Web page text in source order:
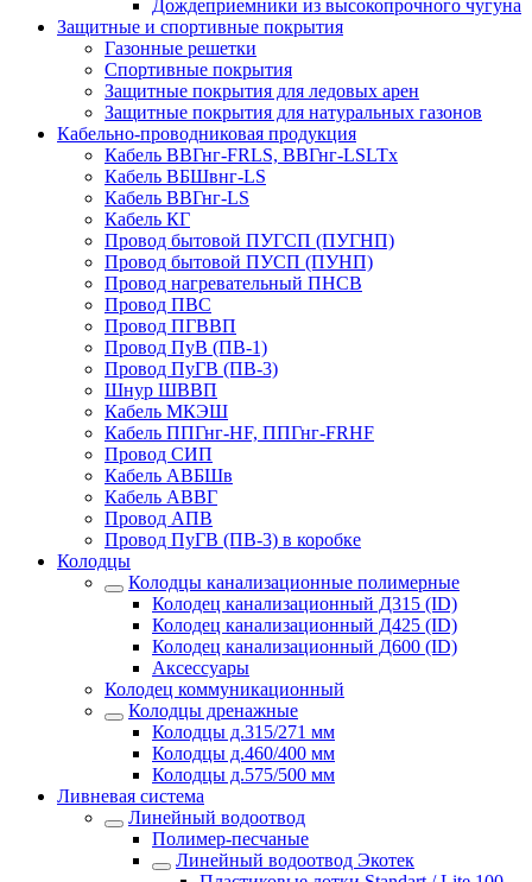
Дождеприемники из высокопрочного чугуна
Защитные и спортивные покрытия
Газонные решетки
Спортивные покрытия
Защитные покрытия для ледовых арен
Защитные покрытия для натуральных газонов
Кабельно-проводниковая продукция
Кабель ВВГнг-FRLS, ВВГнг-LSLTx
Кабель ВБШвнг-LS
Кабель ВВГнг-LS
Кабель КГ
Провод бытовой ПУГСП (ПУГНП)
Провод бытовой ПУСП (ПУНП)
Провод нагревательный ПНСВ
Провод ПВС
Провод ПГВВП
Провод ПуВ (ПВ-1)
Провод ПуГВ (ПВ-3)
Шнур ШВВП
Кабель МКЭШ
Кабель ППГнг-HF, ППГнг-FRHF
Провод СИП
Кабель АВБШв
Кабель АВВГ
Провод АПВ
Провод ПуГВ (ПВ-3) в коробке
Колодцы
Колодцы канализационные полимерные
Колодец канализационный Д315 (ID)
Колодец канализационный Д425 (ID)
Колодец канализационный Д600 (ID)
Аксессуары
Колодец коммуникационный
Колодцы дренажные
Колодцы д.315/271 мм
Колодцы д.460/400 мм
Колодцы д.575/500 мм
Ливневая система
Линейный водоотвод
Полимер-песчаные
Линейный водоотвод Экотек